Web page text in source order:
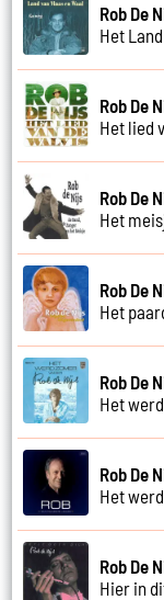
Rob De
Het
Rob De
Het lied
Rob De
Het
Rob De
Het
Rob De
Het
Rob De
Het
Rob De
Hier in